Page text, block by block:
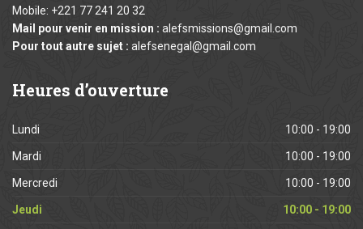
Mobile: +221 77 241 20 32
Mail pour venir en mission : alefsmissions@gmail.com
Pour tout autre sujet : alefsenegal@gmail.com
Heures d’ouverture
Lundi 10:00 - 19:00
Mardi 10:00 - 19:00
Mercredi 10:00 - 19:00
Jeudi 10:00 - 19:00